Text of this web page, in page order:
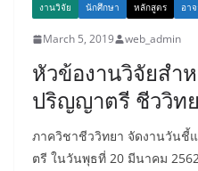
งานวิจัย นักศึกษา หลักสูตร อา
March 5, 2019 web_admin
หัวข้องานวิจัยสำ
ปริญญาตรี ชีววิท
ภาควิชาชีววิทยา จัดงานวันชี้
ตรี ในวันพุธที่ 20 มีนาคม